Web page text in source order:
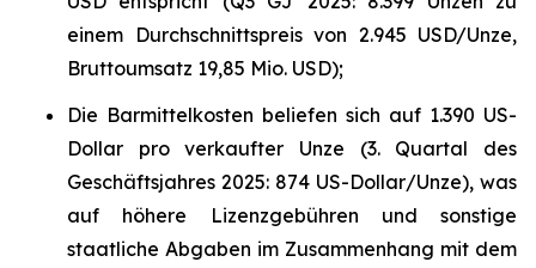
einem Durchschnittspreis von 2.945 USD/Unze,
Bruttoumsatz 19,85 Mio. USD);
Die Barmittelkosten beliefen sich auf 1.390 US-
Dollar pro verkaufter Unze (3. Quartal des
Geschäftsjahres 2025: 874 US-Dollar/Unze), was
auf höhere Lizenzgebühren und sonstige
staatliche Abgaben im Zusammenhang mit dem